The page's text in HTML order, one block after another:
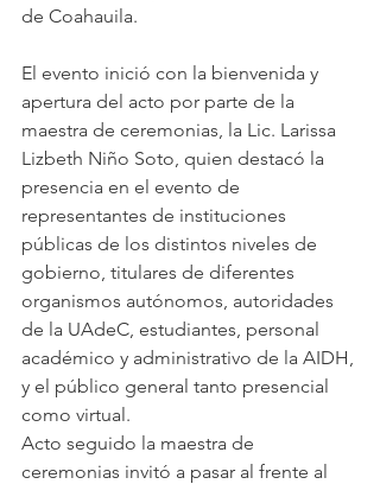
de Coahauila.
El evento inició con la bienvenida y
apertura del acto por parte de la
maestra de ceremonias, la Lic. Larissa
Lizbeth Niño Soto, quien destacó la
presencia en el evento de
representantes de instituciones
públicas de los distintos niveles de
gobierno, titulares de diferentes
organismos autónomos, autoridades
de la UAdeC, estudiantes, personal
académico y administrativo de la AIDH,
y el público general tanto presencial
como virtual.
Acto seguido la maestra de
ceremonias invitó a pasar al frente al